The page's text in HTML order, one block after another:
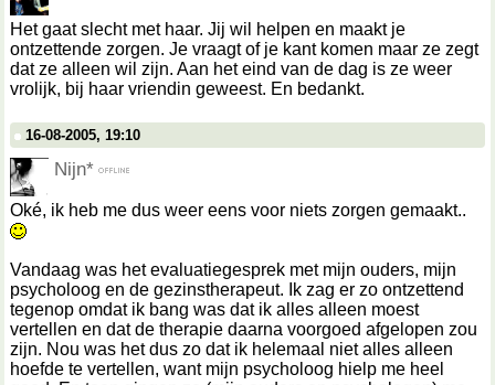
Het gaat slecht met haar. Jij wil helpen en maakt je
ontzettende zorgen. Je vraagt of je kant komen maar ze zegt
dat ze alleen wil zijn. Aan het eind van de dag is ze weer
vrolijk, bij haar vriendin geweest. En bedankt.
16-08-2005, 19:10
Nijn*
Oké, ik heb me dus weer eens voor niets zorgen gemaakt..
Vandaag was het evaluatiegesprek met mijn ouders, mijn
psycholoog en de gezinstherapeut. Ik zag er zo ontzettend
tegenop omdat ik bang was dat ik alles alleen moest
vertellen en dat de therapie daarna voorgoed afgelopen zou
zijn. Nou was het dus zo dat ik helemaal niet alles alleen
hoefde te vertellen, want mijn psycholoog hielp me heel